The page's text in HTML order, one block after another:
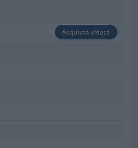
Acquista visura